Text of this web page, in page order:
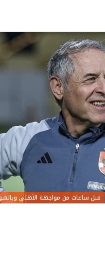
قبل ساعات من مواجهة الأهلي